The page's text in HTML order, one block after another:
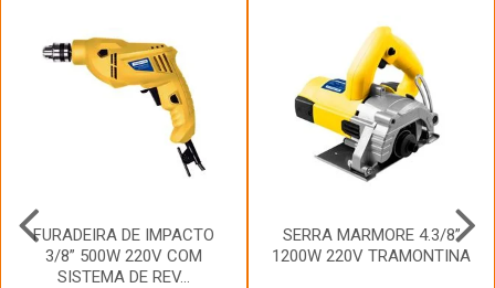
FURADEIRA DE IMPACTO
3/8” 500W 220V COM
SISTEMA DE REV...
SERRA MARMORE 4.3/8”
1200W 220V TRAMONTINA